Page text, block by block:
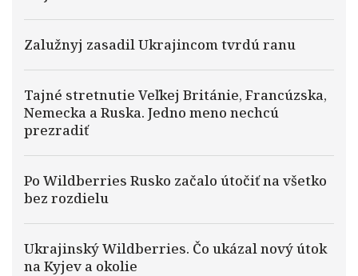
Zalužnyj zasadil Ukrajincom tvrdú ranu
Tajné stretnutie Veľkej Británie, Francúzska,
Nemecka a Ruska. Jedno meno nechcú
prezradiť
Po Wildberries Rusko začalo útočiť na všetko
bez rozdielu
Ukrajinský Wildberries. Čo ukázal nový útok
na Kyjev a okolie